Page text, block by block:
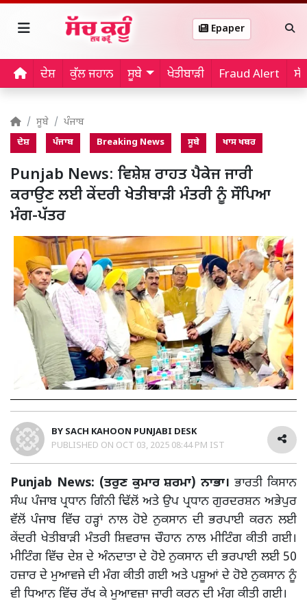
Epaper
ਦੇਸ਼ ਕੁੱਲ ਜਹਾਨ ਸੂਬੇ ਖੇਤੀਬਾੜੀ Fraud Alert
ਸੂਬੇ ਪੰਜਾਬ
ਦੇਸ਼ ਪੰਜਾਬ Breaking News ਸੂਬੇ ਖਾਸ ਖਬਰ
Punjab News: ਵਿਸ਼ੇਸ਼ ਰਾਹਤ ਪੈਕੇਜ ਜਾਰੀ
ਕਰਾਉਣ ਲਈ ਕੇਂਦਰੀ ਖੇਤੀਬਾੜੀ ਮੰਤਰੀ ਨੂੰ ਸੌਪਿਆ
ਮੰਗ-ਪੱਤਰ
BY SACH KAHOON PUNJABI DESK
PUBLISHED ON OCT 03, 2025 08:44 PM IST
Punjab News: (ਤਰੁਣ ਕੁਮਾਰ ਸ਼ਰਮਾ) ਨਾਭਾ। ਭਾਰਤੀ ਕਿਸਾਨ
ਸੰਘ ਪੰਜਾਬ ਪ੍ਰਧਾਨ ਗਿੰਨੀ ਢਿੱਲੋਂ ਅਤੇ ਉਪ ਪ੍ਰਧਾਨ ਗੁਰਦਰਸ਼ਨ ਅਭੇਪੁਰ
ਵੱਲੋਂ ਪੰਜਾਬ ਵਿੱਚ ਹੜ੍ਹਾਂ ਨਾਲ ਹੋਏ ਨੁਕਸਾਨ ਦੀ ਭਰਪਾਈ ਕਰਨ ਲਈ
ਕੇਂਦਰੀ ਖੇਤੀਬਾੜੀ ਮੰਤਰੀ ਸ਼ਿਵਰਾਜ ਚੌਹਾਨ ਨਾਲ ਮੀਟਿੰਗ ਕੀਤੀ ਗਈ।
ਮੀਟਿੰਗ ਵਿੱਚ ਦੇਸ਼ ਦੇ ਅੰਨਦਾਤਾ ਦੇ ਹੋਏ ਨੁਕਸਾਨ ਦੀ ਭਰਪਾਈ ਲਈ 50
ਹਜ਼ਾਰ ਦੇ ਮੁਆਵਜੇ ਦੀ ਮੰਗ ਕੀਤੀ ਗਈ ਅਤੇ ਪਸ਼ੂਆਂ ਦੇ ਹੋਏ ਨੁਕਸਾਨ ਨੂੰ
ਵੀ ਧਿਆਨ ਵਿੱਚ ਰੱਖ ਕੇ ਮੁਆਵਜ਼ਾ ਜਾਰੀ ਕਰਨ ਦੀ ਮੰਗ ਕੀਤੀ ਗਈ।